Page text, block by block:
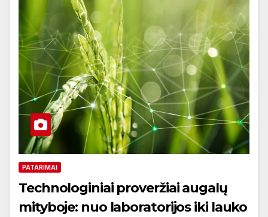
PATARIMAI
Technologiniai proveržiai augalų
mityboje: nuo laboratorijos iki lauko